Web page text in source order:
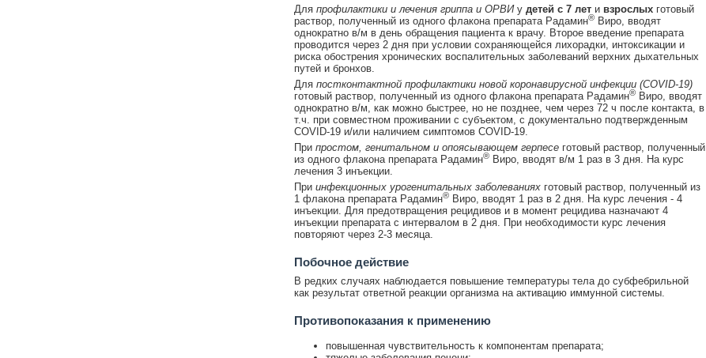
Для профилактики и лечения гриппа и ОРВИу детей с 7 лети взрослыхготовый
раствор, полученный из одного флакона препарата Радамин®Виро, вводят
однократно в/м в день обращения пациента к врачу. Второе введение препарата
проводится через 2 дня при условии сохраняющейся лихорадки, интоксикации и
риска обострения хронических воспалительных заболеваний верхних дыхательных
путей и бронхов.
Для постконтактной профилактики новой коронавирусной инфекции (COVID-19)
готовый раствор, полученный из одного флакона препарата Радамин®Виро, вводят
однократно в/м, как можно быстрее, но не позднее, чем через 72 ч после контакта, в
т.ч. при совместном проживании с субъектом, с документально подтвержденным
COVID-19 и/или наличием симптомов COVID-19.
Припростом, генитальном и опоясывающем герпесеготовый раствор, полученный
из одного флакона препарата Радамин®Виро, вводят в/м 1 раз в 3 дня. На курс
лечения 3 инъекции.
Приинфекционных урогенитальных заболеванияхготовый раствор, полученный из
1 флакона препарата Радамин®Виро, вводят 1 раз в 2 дня. На курс лечения - 4
инъекции. Для предотвращения рецидивов и в момент рецидива назначают 4
инъекции препарата с интервалом в 2 дня. При необходимости курс лечения
повторяют через 2-3 месяца.
Побочное действие
В редких случаях наблюдается повышение температуры тела до субфебрильной
как результат ответной реакции организма на активацию иммунной системы.
Противопоказания к применению
повышенная чувствительность к компонентам препарата;